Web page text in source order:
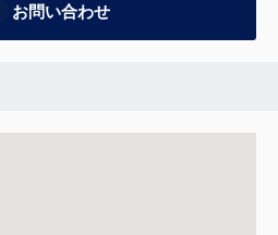
お問い合わせ